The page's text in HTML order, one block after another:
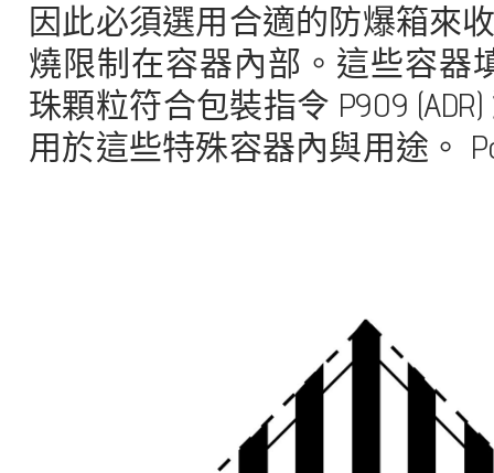
因此必須選用合適的防爆箱來
燒限制在容器內部。這些容器
珠顆粒符合包裝指令 P909
用於這些特殊容器內與用途。